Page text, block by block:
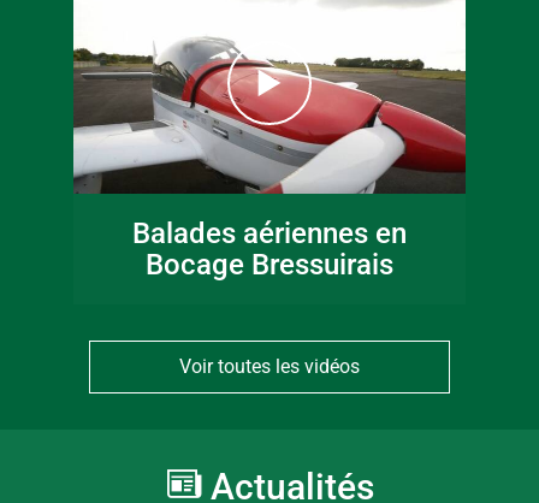
Balades aériennes en
Bocage Bressuirais
Voir toutes les vidéos
Actualités